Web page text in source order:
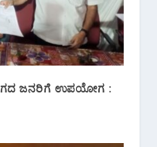
ಜನರಿಗೆ ಉಪಯೋಗ :